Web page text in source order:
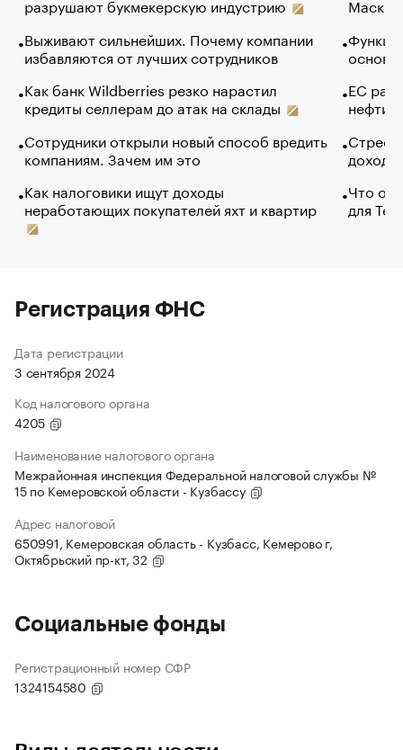
разрушают букмекерскую индустрию
Выживают сильнейших. Почему компании
избавляются от лучших сотрудников
Как банк Wildberries резко нарастил
кредиты селлерам до атак на склады
Сотрудники открыли новый способ вредить
компаниям. Зачем им это
Как налоговики ищут доходы
неработающих покупателей яхт и квартир
Маск в
основ
ЕС
нефти
Что
для
Регистрация ФНС
Дата регистрации
3 сентября 2024
Код налогового органа
4205
Наименование налогового органа
Межрайонная инспекция Федеральной налоговой службы №
15 по Кемеровской области - Кузбассу
Адрес налоговой
650991, Кемеровская область - Кузбасс, Кемерово г,
Октябрьский пр-кт, 32
Социальные фонды
Регистрационный номер СФР
1324154580